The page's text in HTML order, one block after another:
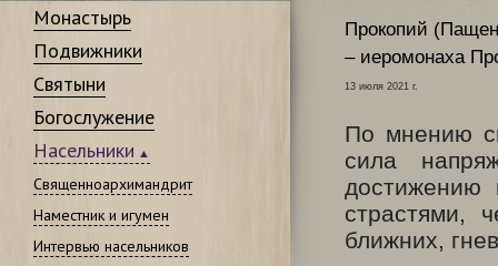
Монастырь
Подвижники
Святыни
Богослужение
Насельники
Священноархимандрит
Наместник и игумен
Интервью насельников
Прокопий
– иеромонаха
13 июля 2021 г.
По мнению
сила
достижению
страстями,
ближних,